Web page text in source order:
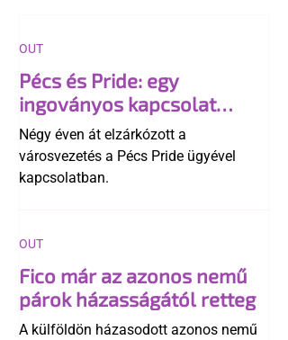
Pécs és Pride: egy
ingoványos kapcsolat
története
Négy éven át elzárkózott a
városvezetés a Pécs Pride ügyével
kapcsolatban.
OUT
Fico már az azonos nemű
párok házasságától retteg
A külföldön házasodott azonos nemű
OUT